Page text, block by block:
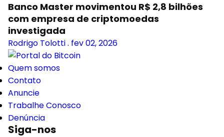
Banco Master movimentou R$ 2,8 bilhões
com empresa de criptomoedas
investigada
Rodrigo Tolotti. fev 02, 2026
Quem somos
Contato
Anuncie
Trabalhe Conosco
Denúncia
Siga-nos